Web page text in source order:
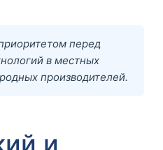
перед
в местных
производителей.
и